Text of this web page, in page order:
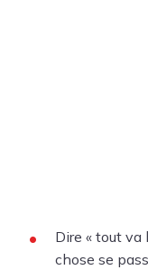
Dire « tout va
chose se